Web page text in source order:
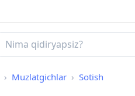
Muzlatgichlar Sotish